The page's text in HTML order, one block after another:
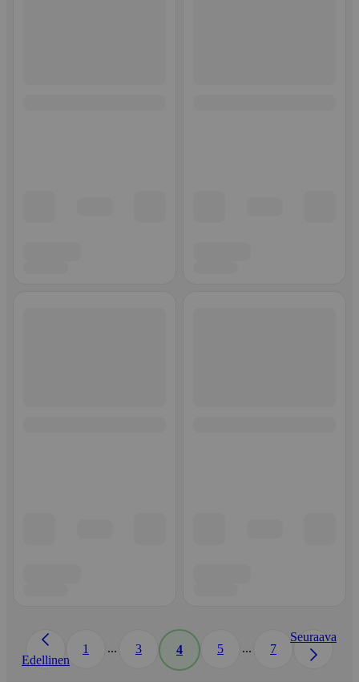
Edellinen
1 ... 3 4 5 ... 7
Seuraava